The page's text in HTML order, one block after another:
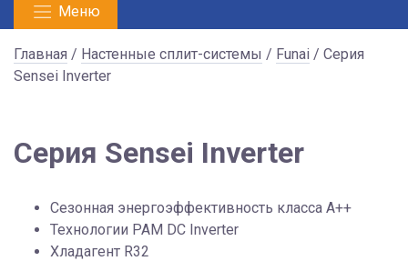
Меню
Главная / Настенные сплит-системы / Funai / Серия
Sensei Inverter
Серия Sensei Inverter
Сезонная энергоэффективность класса А++
Технологии PAM DC Inverter
Хладагент R32